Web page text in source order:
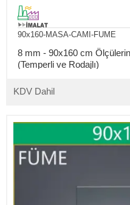
90x160-MASA-CAMI-FUME
8 mm - 90x160 cm
(Temperli ve Rodajlı)
KDV Dahil